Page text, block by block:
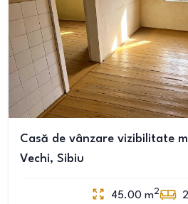
Casă de vânzare vizibilitate
Vechi, Sibiu
45.00 m2 2